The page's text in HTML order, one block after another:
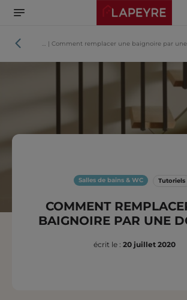
directement
contenu
Tutoriels | Comment remplacer une baignoire par
Salles de bains & WC Tutoriels
COMMENT
BAIGNOIRE PAR UNE
écrit le : 20 juillet 2020